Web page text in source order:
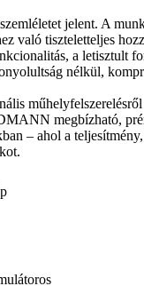
jelent. A
való tiszteletteljes
a letisztult
nélkül,
megbízható,
– ahol a teljesítmény,